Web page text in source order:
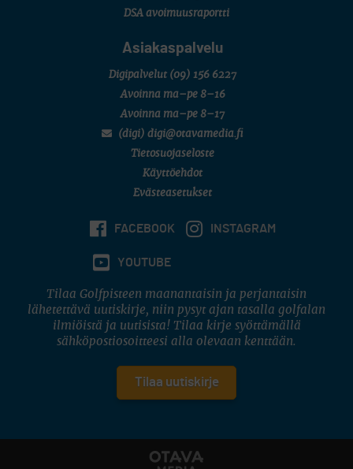
DSA avoimuusraportti
Asiakaspalvelu
Digipalvelut (09) 156 6227
Avoinna ma–pe 8–16
Avoinna ma–pe 8–17
(digi) digi@otavamedia.fi
Tietosuojaseloste
Käyttöehdot
Evästeasetukset
FACEBOOK INSTAGRAM
YOUTUBE
Tilaa Golfpisteen maanantaisin ja perjantaisin
lähetettävä uutiskirje, niin pysyt ajan tasalla golfalan
ilmiöistä ja uutisista! Tilaa kirje syöttämällä
sähköpostiosoitteesi alla olevaan kenttään.
Tilaa uutiskirje